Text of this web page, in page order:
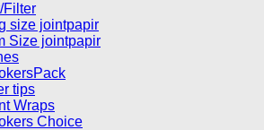
Filter
size jointpapir
Size jointpapir
tips
Wraps
Choice